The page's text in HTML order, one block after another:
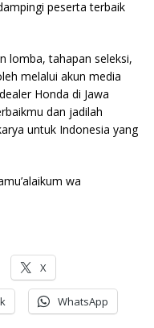
peserta terbaik
lomba, tahapan seleksi,
melalui akun media
Honda di Jawa
dan jadilah
untuk Indonesia yang
wa
X
WhatsApp